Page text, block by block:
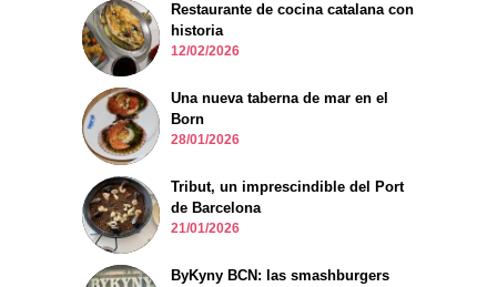
Restaurante de cocina catalana con
historia
12/02/2026
Una nueva taberna de mar en el
Born
28/01/2026
Tribut, un imprescindible del Port
de Barcelona
21/01/2026
ByKyny BCN: las smashburgers